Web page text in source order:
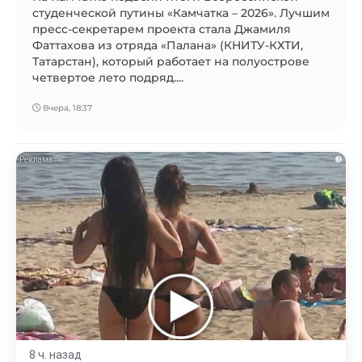
студенческой путины «Камчатка – 2026». Лучшим
пресс-секретарем проекта стала Джамиля
Фаттахова из отряда «Палана» (КНИТУ-КХТИ,
Татарстан), который работает на полуострове
четвертое лето подряд....
Вчера, 18:37
i
8 ч. назад